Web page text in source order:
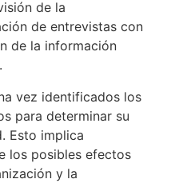
de la
de entrevistas con
de la información
vez identificados los
para determinar su
Esto implica
los posibles efectos
y la